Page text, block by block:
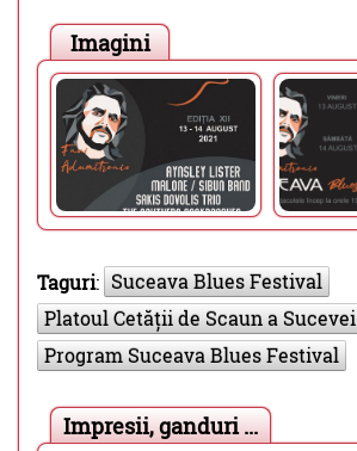
Imagini
Taguri: Suceava Blues Festival
Platoul Cetății de Scaun a Sucevei
Program Suceava Blues Festival
Impresii, ganduri ...